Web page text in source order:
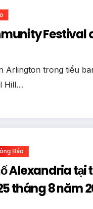
Festival
Arlington trong tiểu
Hill…
Báo
Alexandria
tháng 8 năm